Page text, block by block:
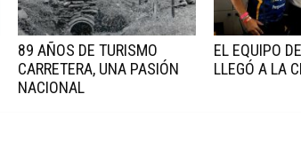
89 AÑOS DE TURISMO
CARRETERA, UNA PASIÓN
NACIONAL
EL EQUIPO
LLEGÓ A LA